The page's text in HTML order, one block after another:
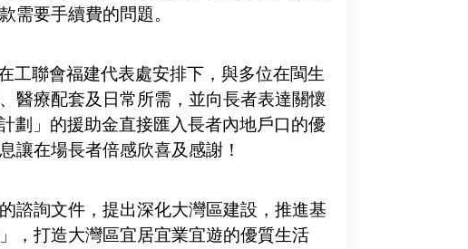
需要手續費的問題。
工聯會福建代表處安排下，與多位在閩生
醫療配套及日常所需，並向長者表達關懷
劃」的援助金直接匯入長者內地戶口的優
讓在場長者倍感欣喜及感謝！
諮詢文件，提出深化大灣區建設，推進基
，打造大灣區宜居宜業宜遊的優質生活